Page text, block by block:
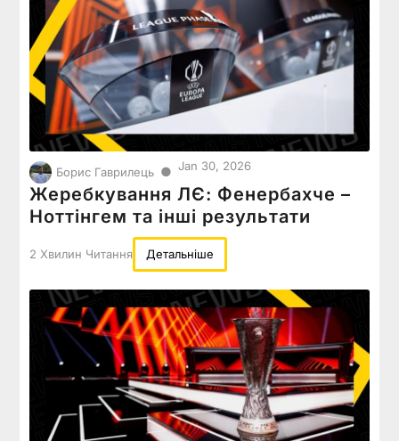
Борис Гаврилець ● Jan 30, 2026
Жеребкування ЛЄ: Фенербахче –
Ноттінгем та інші результати
2 Хвилин Читання Детальніше